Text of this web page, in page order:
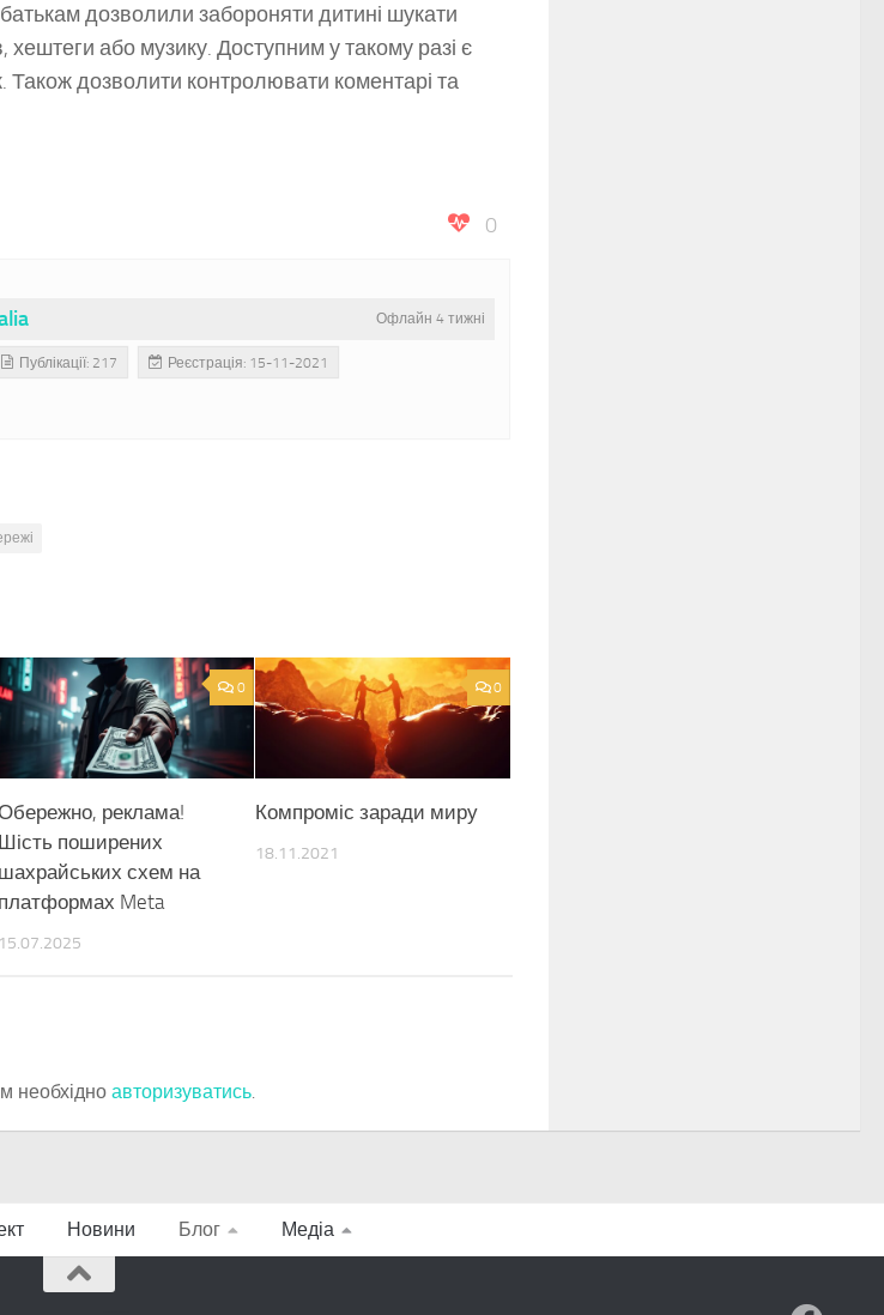
дозволили забороняти дитині шукати
хештеги або музику. Доступним у такому разі є
Також дозволити контролювати коментарі та
0
Офлайн 4 тижні
Публікації: 217 Реєстрація: 15-11-2021
0
реклама!
Шість поширених
шахрайських схем на
платформах Meta
15.07.2025
0
Компроміс заради миру
18.11.2021
необхідно авторизуватись.
Новини Блог Медіа